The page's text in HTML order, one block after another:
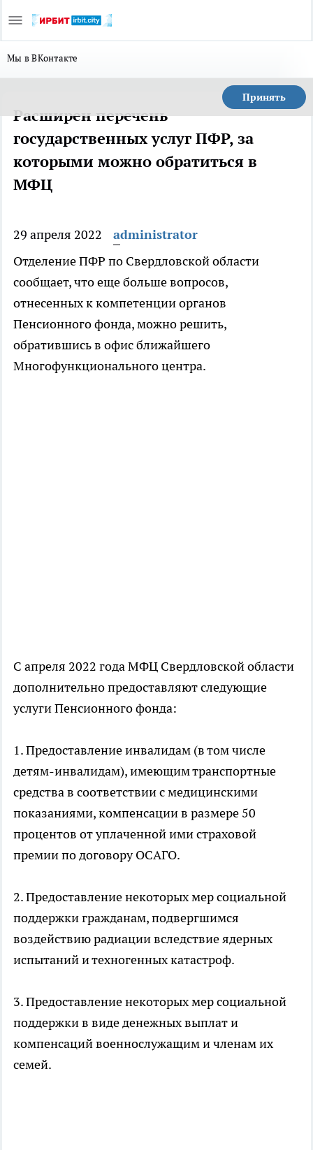
Мы в ВКонтакте
Принять
Расширен перечень
государственных услуг ПФР, за
которыми можно обратиться в
МФЦ
29 апреля 2022
administrator
Отделение ПФР по Свердловской области
сообщает, что еще больше вопросов,
отнесенных к компетенции органов
Пенсионного фонда, можно решить,
обратившись в офис ближайшего
Многофункционального центра.
С апреля 2022 года МФЦ Свердловской области
дополнительно предоставляют следующие
услуги Пенсионного фонда:
1. Предоставление инвалидам (в том числе
детям-инвалидам), имеющим транспортные
средства в соответствии с медицинскими
показаниями, компенсации в размере 50
процентов от уплаченной ими страховой
премии по договору ОСАГО.
2. Предоставление некоторых мер социальной
поддержки гражданам, подвергшимся
воздействию радиации вследствие ядерных
испытаний и техногенных катастроф.
3. Предоставление некоторых мер социальной
поддержки в виде денежных выплат и
компенсаций военнослужащим и членам их
семей.